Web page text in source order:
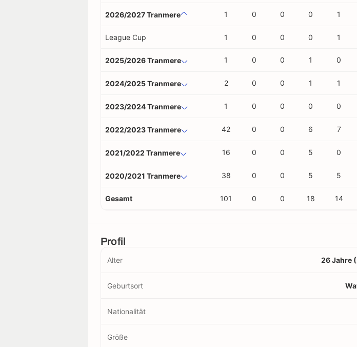
2026/2027 Tranmere 1 0 0 0 1
League Cup 1 0 0 0 1
2025/2026 Tranmere 1 0 0 1 0
2024/2025 Tranmere 2 0 0 1 1
2023/2024 Tranmere 1 0 0 0 0
2022/2023 Tranmere 42 0 0 6 7
2021/2022 Tranmere 16 0 0 5 0
2020/2021 Tranmere 38 0 0 5 5
Gesamt 101 0 0 18 14
Profil
Alter 26 Jahre
Geburtsort
Nationalität
Größe